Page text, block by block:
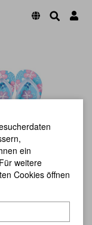
ein
weitere
Cookies öffnen